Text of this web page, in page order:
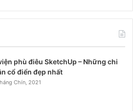
phù điêu SketchUp – Những chi
cổ điển đẹp nhất
Chín, 2021